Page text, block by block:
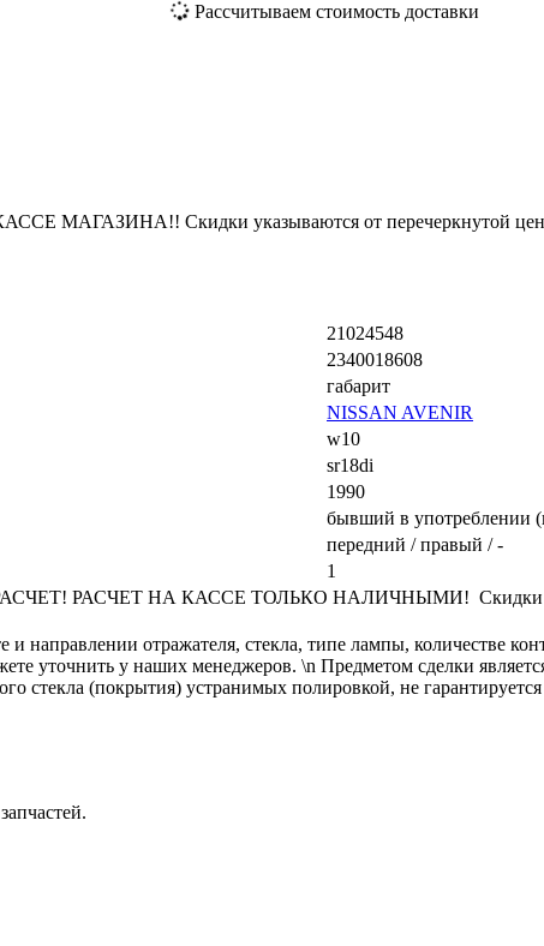
Рассчитываем стоимость доставки
Скидки указываются от перечеркнутой
21024548
2340018608
габарит
NISSAN AVENIR
w10
sr18di
1990
бывший в употреблении
передний / правый / -
1
РАСЧЕТ НА КАССЕ ТОЛЬКО НАЛИЧНЫМИ! Скидки
направлении отражателя, стекла, типе лампы, количестве
уточнить у наших менеджеров. \n Предметом сделки является
стекла (покрытия) устранимых полировкой, не